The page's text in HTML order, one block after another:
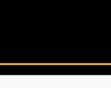
Loaded:
100.00%